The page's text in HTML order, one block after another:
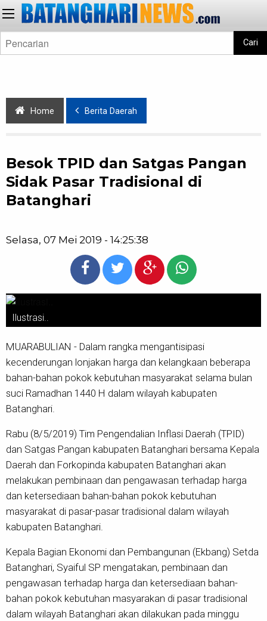
Cari
Home Berita Daerah
Besok TPID dan Satgas Pangan
Sidak Pasar Tradisional di
Batanghari
Selasa, 07 Mei 2019 - 14:25:38
Ilustrasi..
MUARABULIAN - Dalam rangka mengantisipasi
kecenderungan lonjakan harga dan kelangkaan beberapa
bahan-bahan pokok kebutuhan masyarakat selama bulan
suci Ramadhan 1440 H dalam wilayah kabupaten
Batanghari.
Rabu (8/5/2019) Tim Pengendalian Inflasi Daerah (TPID)
dan Satgas Pangan kabupaten Batanghari bersama Kepala
Daerah dan Forkopinda kabupaten Batanghari akan
melakukan pembinaan dan pengawasan terhadap harga
dan ketersediaan bahan-bahan pokok kebutuhan
masyarakat di pasar-pasar tradisional dalam wilayah
kabupaten Batanghari.
Kepala Bagian Ekonomi dan Pembangunan (Ekbang) Setda
Batanghari, Syaiful SP mengatakan, pembinaan dan
pengawasan terhadap harga dan ketersediaan bahan-
bahan pokok kebutuhan masyarakan di pasar tradisional
dalam wilayah Batanghari akan dilakukan pada minggu